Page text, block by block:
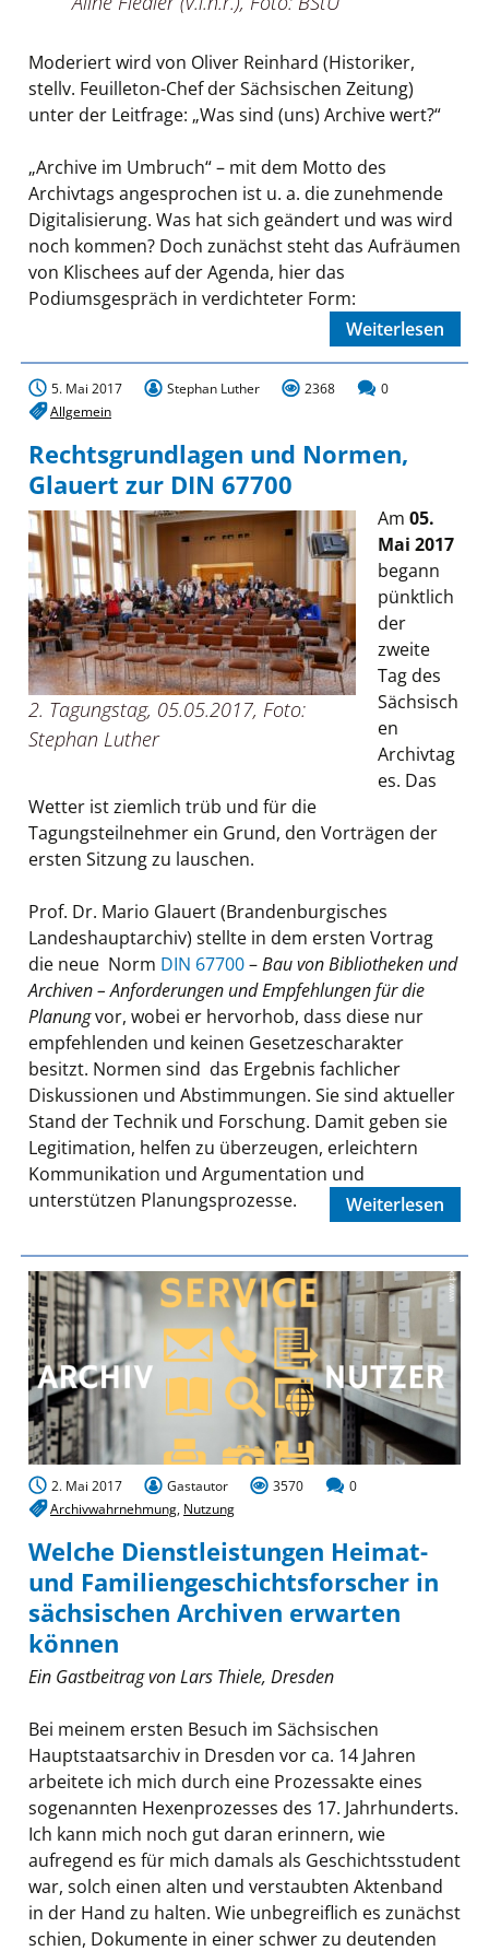
Moderiert wird von Oliver Reinhard (Historiker,
stellv. Feuilleton-Chef der Sächsischen Zeitung)
unter der Leitfrage: „Was sind (uns) Archive wert?“
„Archive im Umbruch“ – mit dem Motto des
Archivtags angesprochen ist u. a. die zunehmende
Digitalisierung. Was hat sich geändert und was wird
noch kommen? Doch zunächst steht das Aufräumen
von Klischees auf der Agenda, hier das
Podiumsgespräch in verdichteter Form:
Weiterlesen
5. Mai 2017 Stephan Luther 2368
0
Allgemein
Rechtsgrundlagen und Normen,
Glauert zur DIN 67700
2. Tagungstag, 05.05.2017, Foto:
Stephan Luther
Am 05.
Mai 2017
begann
pünktlich
der
zweite
Tag des
Sächsisch
en
Archivtag
es. Das
Wetter ist ziemlich trüb und für die
Tagungsteilnehmer ein Grund, den Vorträgen der
ersten Sitzung zu lauschen.
Prof. Dr. Mario Glauert (Brandenburgisches
Landeshauptarchiv) stellte in dem ersten Vortrag
die neue Norm DIN 67700–Bau von Bibliotheken und
Archiven – Anforderungen und Empfehlungen für die
Planungvor, wobei er hervorhob, dass diese nur
empfehlenden und keinen Gesetzescharakter
besitzt. Normen sind das Ergebnis fachlicher
Diskussionen und Abstimmungen. Sie sind aktueller
Stand der Technik und Forschung. Damit geben sie
Legitimation, helfen zu überzeugen, erleichtern
Kommunikation und Argumentation und
unterstützen Planungsprozesse.
Weiterlesen
2. Mai 2017 Gastautor 3570
0
Archivwahrnehmung, Nutzung
Welche Dienstleistungen Heimat-
und Familiengeschichtsforscher in
sächsischen Archiven erwarten
können
Ein Gastbeitrag von Lars Thiele, Dresden
Bei meinem ersten Besuch im Sächsischen
Hauptstaatsarchiv in Dresden vor ca. 14 Jahren
arbeitete ich mich durch eine Prozessakte eines
sogenannten Hexenprozesses des 17. Jahrhunderts.
Ich kann mich noch gut daran erinnern, wie
aufregend es für mich damals als Geschichtsstudent
war, solch einen alten und verstaubten Aktenband
in der Hand zu halten. Wie unbegreiflich es zunächst
schien, Dokumente in einer schwer zu deutenden